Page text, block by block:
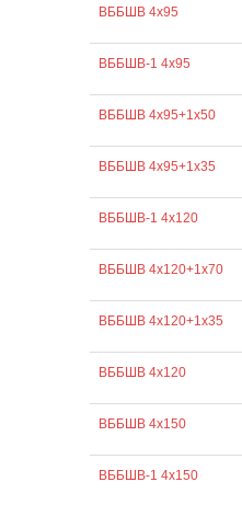
ВББШВ 4х95
ВББШВ-1 4х95
ВББШВ 4х95+1х50
ВББШВ 4х95+1х35
ВББШВ-1 4х120
ВББШВ 4х120+1х70
ВББШВ 4х120+1х35
ВББШВ 4х120
ВББШВ 4х150
ВББШВ-1 4х150